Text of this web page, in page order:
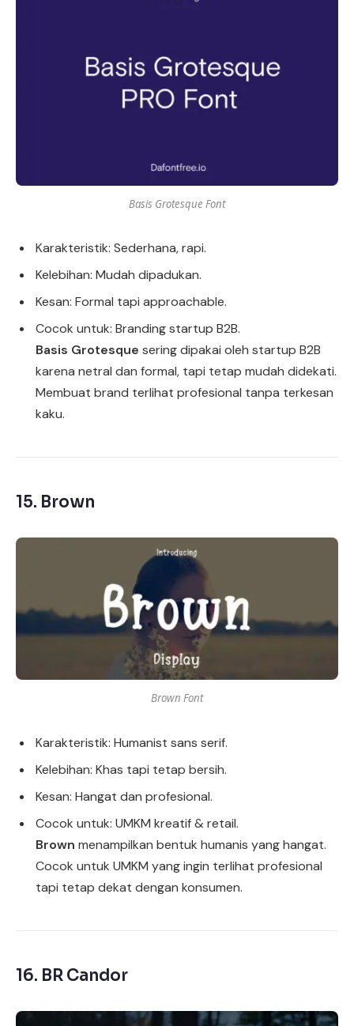
Basis Grotesque Font
Karakteristik: Sederhana, rapi.
Kelebihan: Mudah dipadukan.
Kesan: Formal tapi approachable.
Cocok untuk: Branding startup B2B.
Basis Grotesque sering dipakai oleh startup B2B
karena netral dan formal, tapi tetap mudah didekati.
Membuat brand terlihat profesional tanpa terkesan
kaku.
15. Brown
Brown Font
Karakteristik: Humanist sans serif.
Kelebihan: Khas tapi tetap bersih.
Kesan: Hangat dan profesional.
Cocok untuk: UMKM kreatif & retail.
Brown menampilkan bentuk humanis yang hangat.
Cocok untuk UMKM yang ingin terlihat profesional
tapi tetap dekat dengan konsumen.
16. BR Candor